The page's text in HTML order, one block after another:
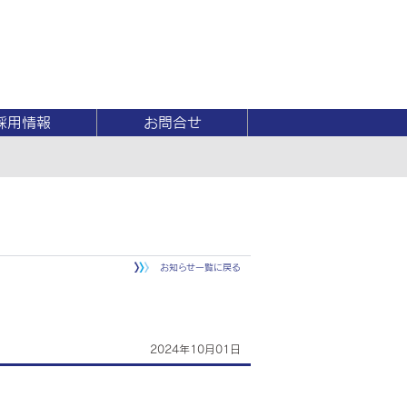
用情報 お問合せ
お知らせ一覧に戻る
2024年10月01日